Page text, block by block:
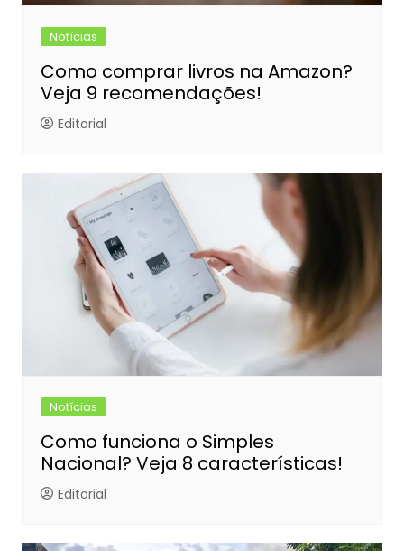
Notícias
Como comprar livros na Amazon?
Veja 9 recomendações!
Editorial
Notícias
Como funciona o Simples
Nacional? Veja 8 características!
Editorial